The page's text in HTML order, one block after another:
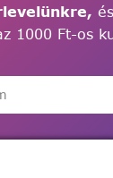
1000 Ft-os